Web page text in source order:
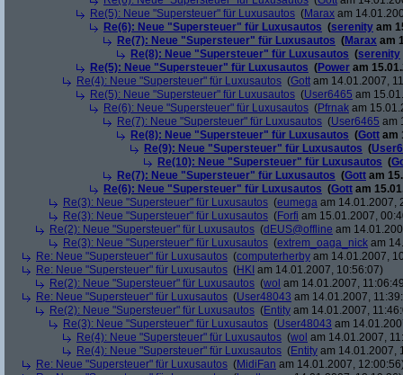
Re(5): Neue "Supersteuer" für Luxusautos (Marax am
Re(6): Neue "Supersteuer" für Luxusautos (serenity am
Re(7): Neue "Supersteuer" für Luxusautos (Marax am
Re(8): Neue "Supersteuer" für Luxusautos (serenity
Re(5): Neue "Supersteuer" für Luxusautos (Power am
Re(4): Neue "Supersteuer" für Luxusautos (Gott am 14.01.2007,
Re(5): Neue "Supersteuer" für Luxusautos (User6465 am
Re(6): Neue "Supersteuer" für Luxusautos (Pfrnak am
Re(7): Neue "Supersteuer" für Luxusautos (User6465 am
Re(8): Neue "Supersteuer" für Luxusautos (Gott am
Re(9): Neue "Supersteuer" für Luxusautos (
Re(10): Neue "Supersteuer" für Luxusautos (
Re(7): Neue "Supersteuer" für Luxusautos (Gott am
Re(6): Neue "Supersteuer" für Luxusautos (Gott am
Re(3): Neue "Supersteuer" für Luxusautos (eumega am 14.01.2007,
Re(3): Neue "Supersteuer" für Luxusautos (Forfi am 15.01.2007,
Re(2): Neue "Supersteuer" für Luxusautos (dEUS@offline am
Re(3): Neue "Supersteuer" für Luxusautos (extrem_oaga_nick am
Re: Neue "Supersteuer" für Luxusautos (computerherby am 14.01.2007,
Re: Neue "Supersteuer" für Luxusautos (HKI am 14.01.2007, 10:56:07)
Re(2): Neue "Supersteuer" für Luxusautos (wol am 14.01.2007,
Re: Neue "Supersteuer" für Luxusautos (User48043 am 14.01.2007,
Re(2): Neue "Supersteuer" für Luxusautos (Entity am 14.01.2007,
Re(3): Neue "Supersteuer" für Luxusautos (User48043 am
Re(4): Neue "Supersteuer" für Luxusautos (wol am 14.01.2007,
Re(4): Neue "Supersteuer" für Luxusautos (Entity am 14.01.2007,
Re: Neue "Supersteuer" für Luxusautos (MidiFan am 14.01.2007,